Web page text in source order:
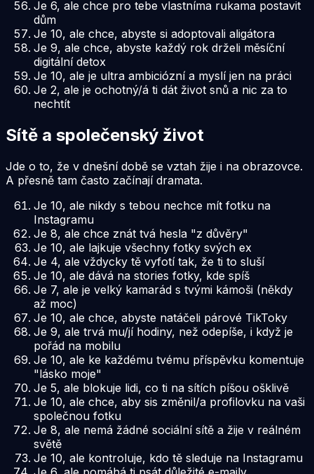
Je 6, ale chce pro tebe vlastníma rukama postavit
dům
Je 10, ale chce, abyste si adoptovali aligátora
Je 9, ale chce, abyste každý rok drželi měsíční
digitální detox
Je 10, ale je ultra ambiciózní a myslí jen na práci
Je 2, ale je ochotný/á ti dát život snů a nic za to
nechtít
Sítě a společenský život
Jde o to, že v dnešní době se vztah žije i na obrazovce.
A přesně tam často začínají dramata.
Je 10, ale nikdy s tebou nechce mít fotku na
Instagramu
Je 8, ale chce znát tvá hesla "z důvěry"
Je 10, ale lajkuje všechny fotky svých ex
Je 4, ale vždycky tě vyfotí tak, že ti to sluší
Je 10, ale dává na stories fotky, kde spíš
Je 7, ale je velký kamarád s tvými kámoši (někdy
až moc)
Je 10, ale chce, abyste natáčeli párové TikToky
Je 9, ale trvá mu/jí hodiny, než odepíše, i když je
pořád na mobilu
Je 10, ale ke každému tvému příspěvku komentuje
"lásko moje"
Je 5, ale blokuje lidi, co ti na sítích píšou ošklivě
Je 10, ale chce, aby sis změnil/a profilovku na vaši
společnou fotku
Je 8, ale nemá žádné sociální sítě a žije v reálném
světě
Je 10, ale kontroluje, kdo tě sleduje na Instagramu